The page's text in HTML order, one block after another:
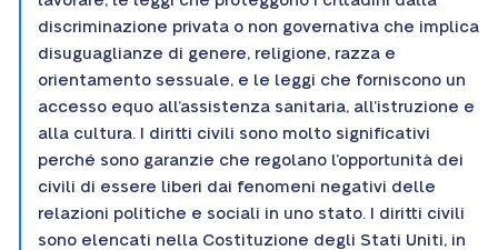
discriminazione privata o non governativa che implica
disuguaglianze di genere, religione, razza e
orientamento sessuale, e le leggi che forniscono un
accesso equo all’assistenza sanitaria, all’istruzione e
alla cultura. I diritti civili sono molto significativi
perché sono garanzie che regolano l’opportunità dei
civili di essere liberi dai fenomeni negativi delle
relazioni politiche e sociali in uno stato. I diritti civili
sono elencati nella Costituzione degli Stati Uniti, in